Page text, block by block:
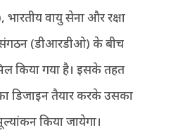
वायु सेना और रक्षा
(डीआरडीओ) के बीच
किया गया है। इसके तहत
डिजाइन तैयार करके उसका
किया जायेगा।